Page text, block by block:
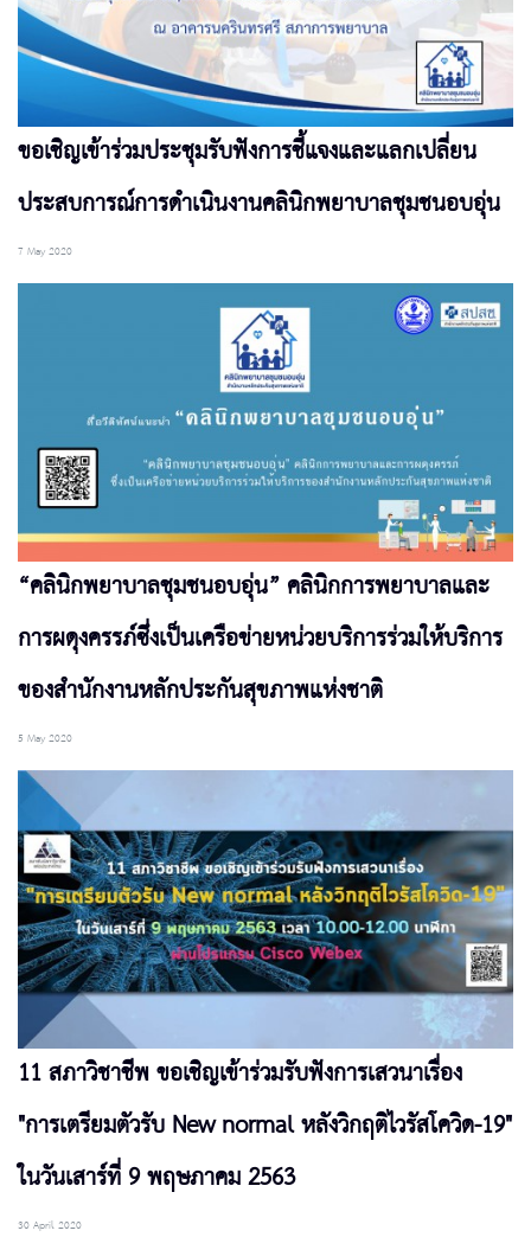
ขอเชิญเข้าร่วมประชุมรับฟังการชี้แจงและแลกเปลี่ยน
ประสบการณ์การดำเนินงานคลินิกพยาบาลชุมชนอบอุ่น
7 May 2020
“คลินิกพยาบาลชุมชนอบอุ่น” คลินิกการพยาบาลและ
การผดุงครรภ์ซึ่งเป็นเครือข่ายหน่วยบริการร่วมให้บริการ
ของสำนักงานหลักประกันสุขภาพแห่งชาติ
5 May 2020
11 สภาวิชาชีพ ขอเชิญเข้าร่วมรับฟังการเสวนาเรื่อง
"การเตรียมตัวรับ New normal หลังวิกฤติไวรัสโควิด-19"
ในวันเสาร์ที่ 9 พฤษภาคม 2563
30 April 2020